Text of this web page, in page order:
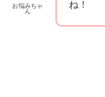
お悩みちゃ
ん
ね！